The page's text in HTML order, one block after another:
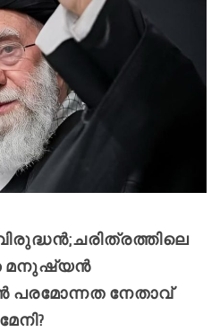
മനുഷ്യന്‍
പരമോന്നത നേതാവ്